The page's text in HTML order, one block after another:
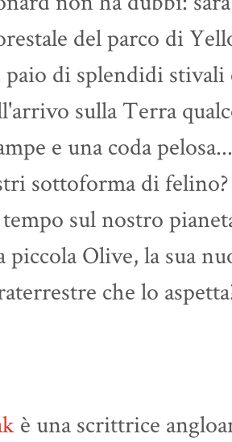
del parco di
di splendidi stivali
sulla Terra
e una coda
sottoforma di felino?
sul nostro
piccola Olive, la sua
che lo
è una scrittrice